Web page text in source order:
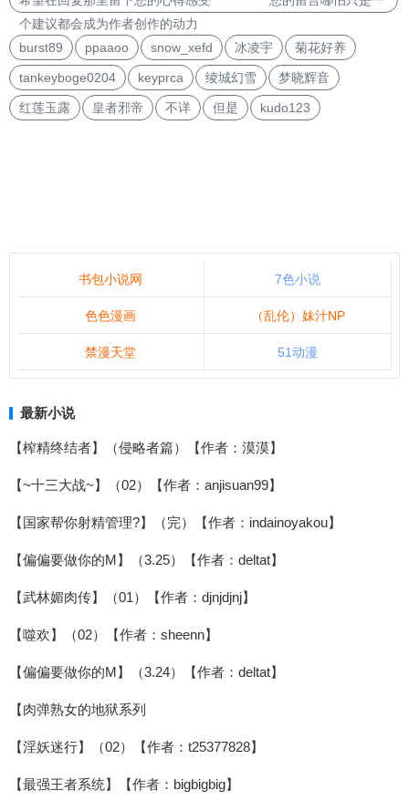
个建议都会成为作者创作的动力
burst89
ppaaoo snow_xefd 冰凌宇 菊花好养
tankeyboge0204 keyprca 绫城幻雪 梦晓辉音
红莲玉露 皇者邪帝 不详 但是 kudo123
书包小说网 7色小说
色色漫画 （乱伦）妹汁NP
禁漫天堂 51动漫
最新小说
【榨精终结者】（侵略者篇）【作者：漠漠】
【~十三大战~】（02）【作者：anjisuan99】
【国家帮你射精管理?】（完）【作者：indainoyakou】
【偏偏要做你的M】（3.25）【作者：deltat】
【武林媚肉传】（01）【作者：djnjdjnj】
【噬欢】（02）【作者：sheenn】
【偏偏要做你的M】（3.24）【作者：deltat】
【肉弹熟女的地狱系列
【淫妖迷行】（02）【作者：t25377828】
【最强王者系统】【作者：bigbigbig】